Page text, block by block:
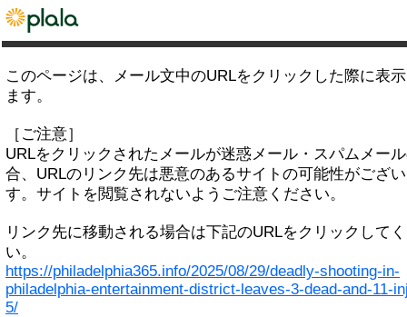
このページは、メール文中のURLをクリックした際に表
ます。
［ご注意］
URLをクリックされたメールが迷惑メール・スパムメー
合、URLのリンク先は悪意のあるサイトの可能性がござ
す。サイトを閲覧されないようご注意ください。
リンク先に移動される場合は下記のURLをクリックして
い。
https://philadelphia365.info/2025/08/29/deadly-shooting-in-
philadelphia-entertainment-district-leaves-3-dead-and-11-
5/